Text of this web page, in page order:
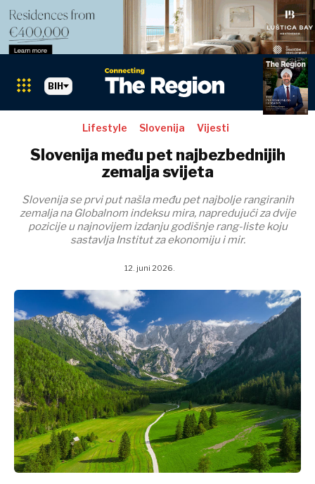
BIH
Lifestyle Slovenija Vijesti
Slovenija među pet najbezbednijih
zemalja svijeta
Slovenija se prvi put našla među pet najbolje rangiranih
zemalja na Globalnom indeksu mira, napredujući za dvije
pozicije u najnovijem izdanju godišnje rang-liste koju
sastavlja Institut za ekonomiju i mir.
12. juni 2026.